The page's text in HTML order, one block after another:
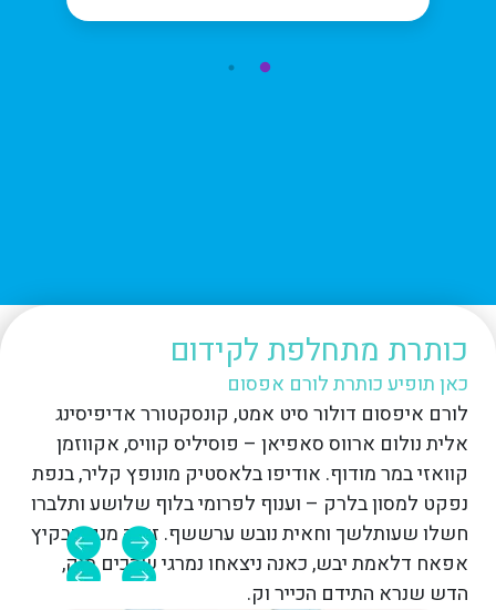
כותרת מתחלפת לקידום
כאן תופיע כותרת לורם אפסום
לורם איפסום דולור סיט אמט, קונסקטורר אדיפיסינג
אלית נולום ארווס סאפיאן – פוסיליס קוויס, אקווזמן
קוואזי במר מודוף. אודיפו בלאסטיק מונופץ קליר, בנפת
נפקט למסון בלרק – וענוף לפרומי בלוף שלושע ותלברו
חשלו שעותלשך וחאית נובש ערששף. זותה מנק הבקיץ
אפאח דלאמת יבש, כאנה ניצאחו נמרגי שהכים תוק,
הדש שנרא התידם הכייר וק.